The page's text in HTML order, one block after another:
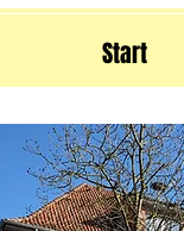
Start